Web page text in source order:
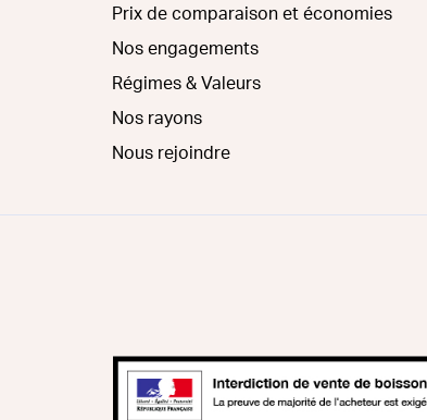
Prix de comparaison et économies
Nos engagements
Régimes & Valeurs
Nos rayons
Nous rejoindre